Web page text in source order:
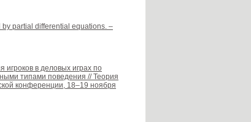
by partial differential equations. –
в деловых играх по
типами поведения // Теория
конференции, 18–19 ноября